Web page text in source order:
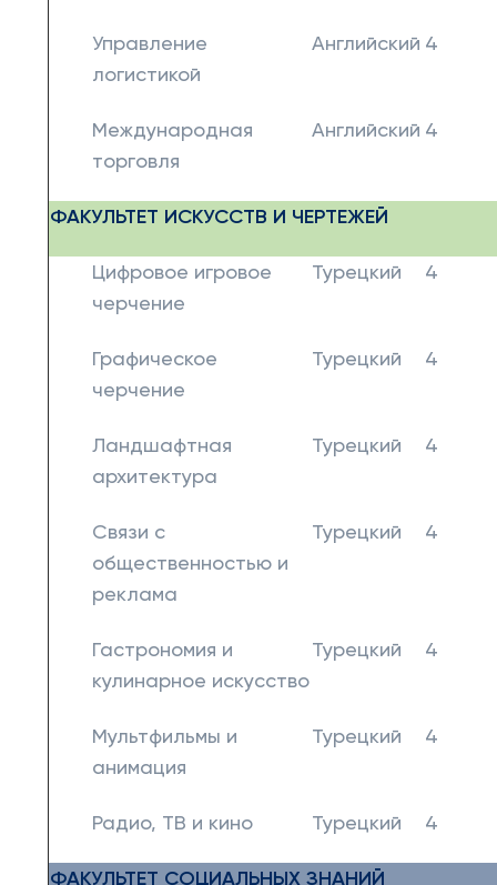
Управление
логистикой
Английский 4
Международная
торговля
Английский 4
ФАКУЛЬТЕТ ИСКУССТВ И ЧЕРТЕЖЕЙ
Цифровое игровое
черчение
Турецкий 4
Графическое
черчение
Турецкий 4
Ландшафтная
архитектура
Турецкий 4
Связи с
общественностью и
реклама
Турецкий 4
Гастрономия и
кулинарное искусство
Турецкий 4
Мультфильмы и
анимация
Турецкий 4
Радио, ТВ и кино Турецкий 4
ФАКУЛЬТЕТ СОЦИАЛЬНЫХ ЗНАНИЙ